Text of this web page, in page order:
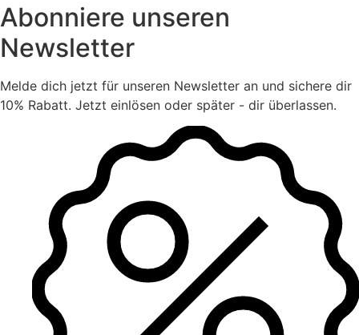
Abonniere unseren
Newsletter
Melde dich jetzt für unseren Newsletter an und sichere dir
10% Rabatt. Jetzt einlösen oder später - dir überlassen.